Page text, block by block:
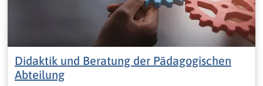
Didaktik und Beratung der Pädagogischen
Abteilung